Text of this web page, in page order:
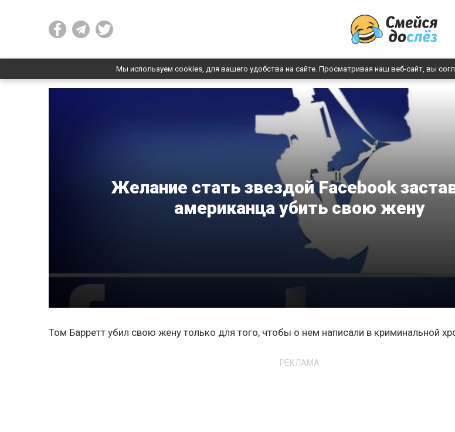
Мы используем cookies, для вашего удобства на сайте. Просматривая наш веб-сайт, вы
Желание стать звездой Facebook
американца убить свою жену
Том Барретт убил свою жену только для того, чтобы о нем написали в криминальной
РЕКЛАМА